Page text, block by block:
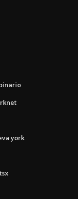
york